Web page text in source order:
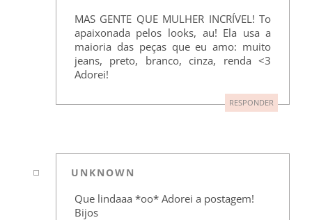
MAS GENTE QUE MULHER INCRÍVEL! To
apaixonada pelos looks, au! Ela usa a
maioria das peças que eu amo: muito
jeans, preto, branco, cinza, renda <3
Adorei!
RESPONDER
UNKNOWN
Que lindaaa *oo* Adorei a postagem!
Bijos